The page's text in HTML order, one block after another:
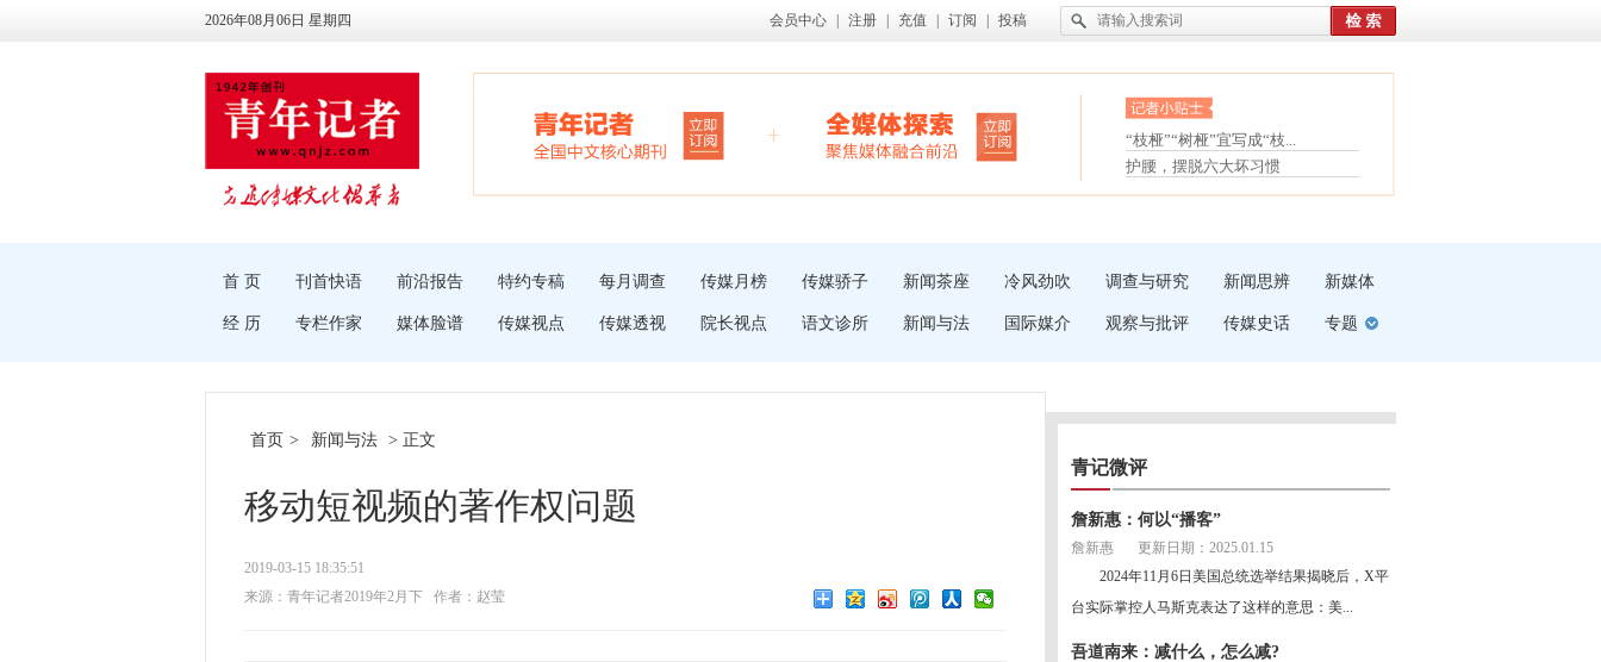
2026年08月06日 星期四 会员中心 注册 充值 订阅 投稿
眼白变红或是结膜下出血
“枝桠”“树桠”宜写成“枝...
夏天缓解疲劳有三招
护腰，摆脱六大坏习惯
受伤了冰敷还是热敷
首 页 刊首快语 前沿报告 特约专稿 每月调查 传媒月榜 传媒骄子 新闻茶座 冷风劲吹 调查与研究 新闻思辨 新媒体
经 历 专栏作家 媒体脸谱 传媒视点 传媒透视 院长视点 语文诊所 新闻与法 国际媒介 观察与批评 传媒史话 专题
首页 > 新闻与法 > 正文
移动短视频的著作权问题
2019-03-15 18:35:51
来源：青年记者2019年2月下
作者：赵莹
青记微评
詹新惠：何以“播客”
詹新惠
更新日期：2025.01.15
2024年11月6日美国总统选举结果揭晓后，X平
台实际掌控人马斯克表达了这样的意思：美...
吾道南来：减什么，怎么减?